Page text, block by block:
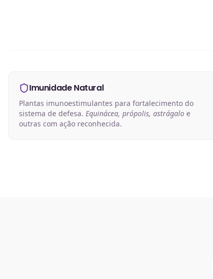
Imunidade Natural
Plantas imunoestimulantes para fortalecimento do
sistema de defesa. Equinácea, própolis, astrágalo e
outras com ação reconhecida.